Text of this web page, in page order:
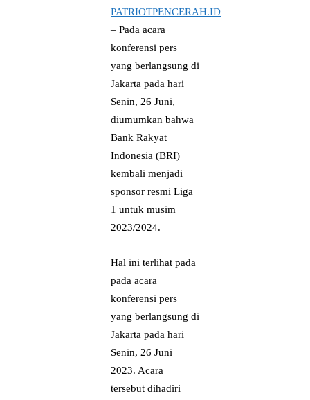
PATRIOTPENCERAH.ID
– Pada acara
konferensi pers
yang berlangsung di
Jakarta pada hari
Senin, 26 Juni,
diumumkan bahwa
Bank Rakyat
Indonesia (BRI)
kembali menjadi
sponsor resmi Liga
1 untuk musim
2023/2024.
Hal ini terlihat pada
pada acara
konferensi pers
yang berlangsung di
Jakarta pada hari
Senin, 26 Juni
2023. Acara
tersebut dihadiri